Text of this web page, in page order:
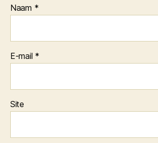
Naam *
E-mail *
Site